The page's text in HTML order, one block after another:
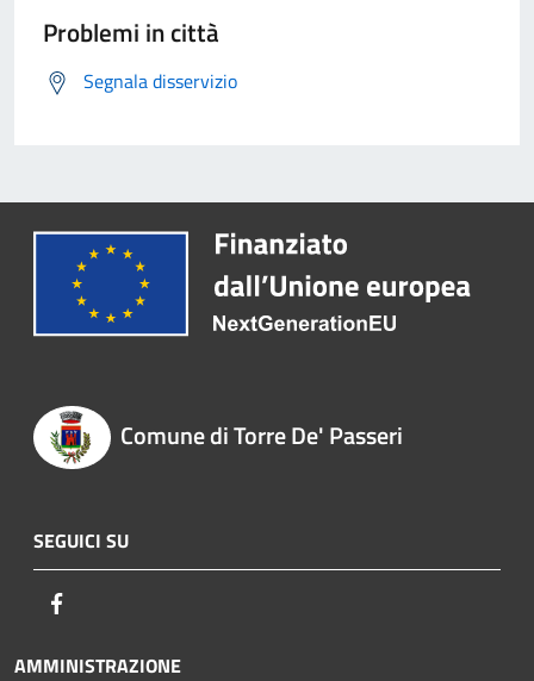
Problemi in città
Segnala disservizio
Comune di Torre De' Passeri
SEGUICI SU
AMMINISTRAZIONE